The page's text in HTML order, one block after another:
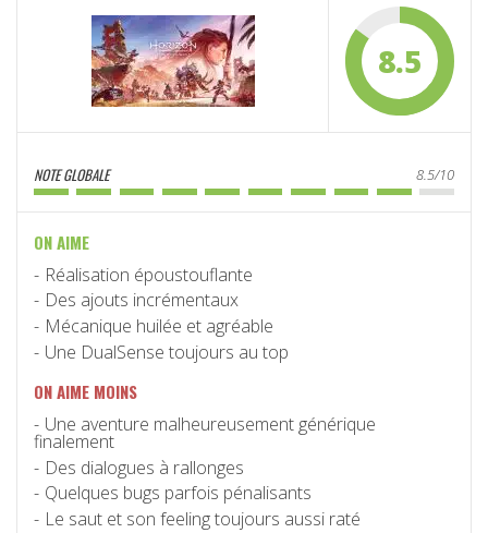
8.5
NOTE GLOBALE 8.5/10
ON AIME
Réalisation époustouflante
Des ajouts incrémentaux
Mécanique huilée et agréable
Une DualSense toujours au top
ON AIME MOINS
Une aventure malheureusement générique
finalement
Des dialogues à rallonges
Quelques bugs parfois pénalisants
Le saut et son feeling toujours aussi raté